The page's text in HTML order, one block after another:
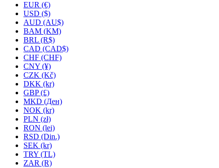
EUR (€)
USD ($)
AUD (AU$)
BAM (KM)
BRL (R$)
CAD (CAD$)
CHF (CHF)
CNY (¥)
CZK (Kč)
DKK (kr)
GBP (£)
MKD (Ден)
NOK (kr)
PLN (zł)
RON (lei)
RSD (Din.)
SEK (kr)
TRY (TL)
ZAR (R)